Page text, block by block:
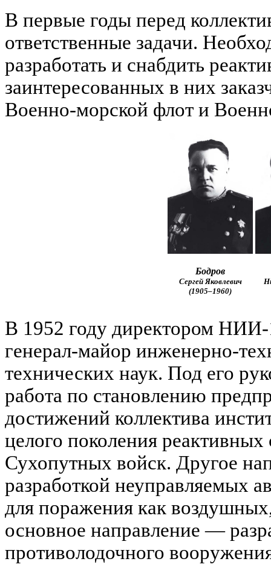
В первые годы перед
ответственные задачи.
разработать и снабдить
заинтересованных в них
Военно-морской флот и
Бодров
Сергей Яковлевич
(1905–1960)
В 1952 году директором НИИ-
генерал-майор инженерно-
технических наук. Под его
работа по становлению
достижений коллектива
целого поколения реактивных
Сухопутных войск. Другое
разработкой неуправляемых
для поражения как
основное направление —
противолодочного